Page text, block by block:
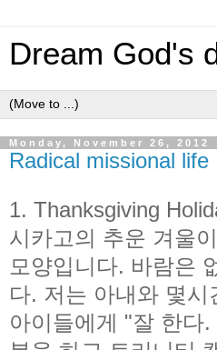
Dream God's
Monday, November 26, 2012
Radical missional life
1. Thanksgiving
시카고의 추운 겨울
모양입니다. 바람은
다. 저는 아내와 몇시
아이들에게 "잘 한다